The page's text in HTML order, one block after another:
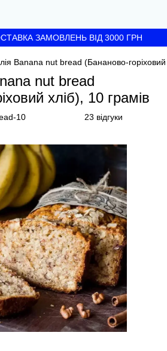
ЗАМОВЛЕНЬ ВІД 3000 ГРН
Banana nut bread (Бананово-горіховий
nut bread
хліб), 10 грамів
10 23 відгуки